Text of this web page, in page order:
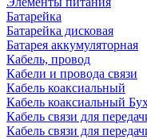
Батарейка
Батарейка дисковая
Батарея аккумуляторная
Кабель, провод
Кабели и провода связи
Кабель коаксиальный
Кабель коаксиальный
Кабель связи для
Кабель связи для